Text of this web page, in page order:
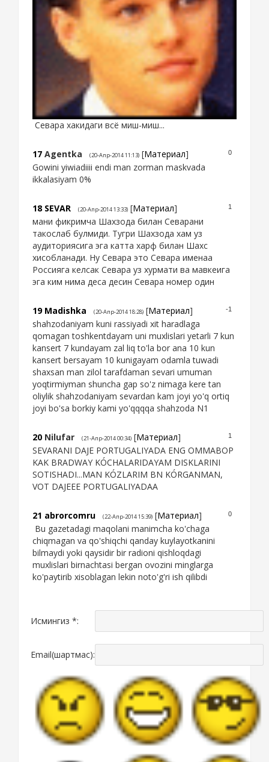
Севара хакидаги всё миш-миш...
0
17 Agentka (20-Апр-2014 11:13) [Материал]
Gowini yiwiadiiii endi man zorman maskvada
ikkalasiyam 0%
1
18 SEVAR (20-Апр-2014 13:33) [Материал]
мани фикримча Шахзода билан Севарани
такослаб булмиди. Тугри Шахзода хам уз
аудиториясига эга катта харф билан Шахс
хисобланади. Ну Севара это Севара именаа
Россияга келсак Севара уз хурмати ва мавкеига
эга ким нима деса десин Севара номер один
-1
19 Madishka (20-Апр-2014 18:28) [Материал]
shahzodaniyam kuni rassiyadi xit haradlaga
qomagan toshkentdayam uni muxlislari yetarli 7 kun
kansert 7 kundayam zal liq to'la bor ana 10 kun
kansert bersayam 10 kunigayam odamla tuwadi
shaxsan man zilol tarafdaman sevari umuman
yoqtirmiyman shuncha gap so'z nimaga kere tan
oliylik shahzodaniyam sevardan kam joyi yo'q ortiq
joyi bo'sa borkiy kami yo'qqqqa shahzoda N1
1
20 Nilufar (21-Апр-2014 00:34) [Материал]
SEVARANI DAJE PORTUGALIYADA ENG OMMABOP
KAK BRADWAY KÓCHALARIDAYAM DISKLARINI
SOTISHADI...MAN KÓZLARIM BN KÓRGANMAN,
VOT DAJEEE PORTUGALIYADAA
0
21 abrorcomru (22-Апр-2014 15:39) [Материал]
Bu gazetadagi maqolani manimcha ko'chaga
chiqmagan va qo'shiqchi qanday kuylayotkanini
bilmaydi yoki qaysidir bir radioni qishloqdagi
muxlislari birnachtasi bergan ovozini minglarga
ko'paytirib xisoblagan lekin noto'g'ri ish qilibdi
Исмингиз *:
Email(шартмас):